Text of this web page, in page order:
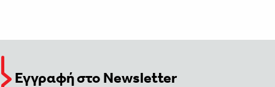
Εγγραφή στο Newsletter